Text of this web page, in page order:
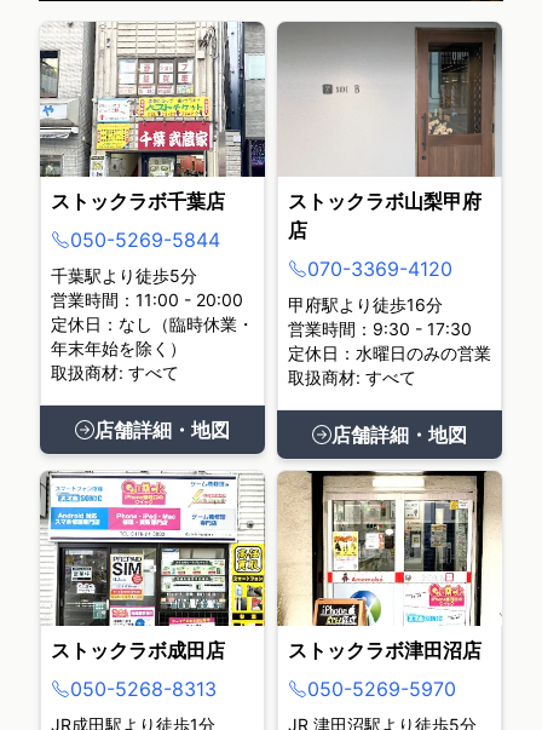
ストックラボ千葉店
050-5269-5844
千葉駅より徒歩5分
営業時間：11:00 - 20:00
定休日：なし（臨時休業・
年末年始を除く）
取扱商材: すべて
店舗詳細・地図
ストックラボ山梨甲府
店
070-3369-4120
甲府駅より徒歩16分
営業時間：9:30 - 17:30
定休日：水曜日のみの営業
取扱商材: すべて
店舗詳細・地図
ストックラボ成田店
050-5268-8313
JR成田駅より徒歩1分
ストックラボ津田沼店
050-5269-5970
JR 津田沼駅より徒歩5分